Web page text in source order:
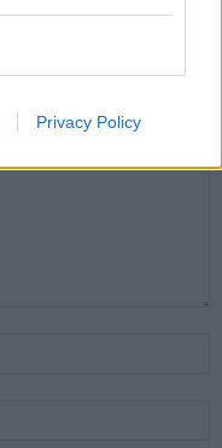
Privacy Policy